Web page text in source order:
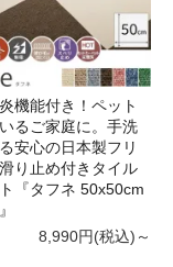
機能付き！ペット
るご家庭に。手洗
安心の日本製フリ
り止め付きタイル
『タフネ 50x50cm
8,990円(税込)～